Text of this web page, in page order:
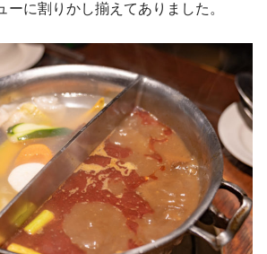
ーに割りかし揃えてありました。